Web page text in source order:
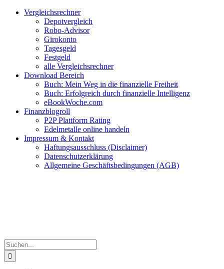
Zum
Facebook
Twitter
Instagram
Pinterest
YouTubeVergleichsrechner
Depotvergleich
Robo-Advisor
Girokonto
Tagesgeld
Festgeld
alle Vergleichsrechner
Download Bereich
Buch: Mein Weg in die finanzielle Freiheit
Buch: Erfolgreich durch finanzielle Intelligenz
eBookWoche.com
Finanzblogroll
P2P Plattform Rating
Edelmetalle online handeln
Impressum & Kontakt
Haftungsausschluss (Disclaimer)
Datenschutzerklärung
Allgemeine Geschäftsbedingungen (AGB)
Suche
nach: